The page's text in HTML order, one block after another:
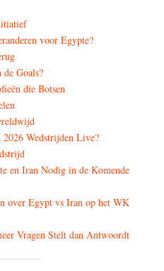
voor Egypte?
Goals?
die Botsen
Wedstrijden Live?
en Iran Nodig in de Komende
over Egypt vs Iran op het WK
Vragen Stelt dan Antwoordt